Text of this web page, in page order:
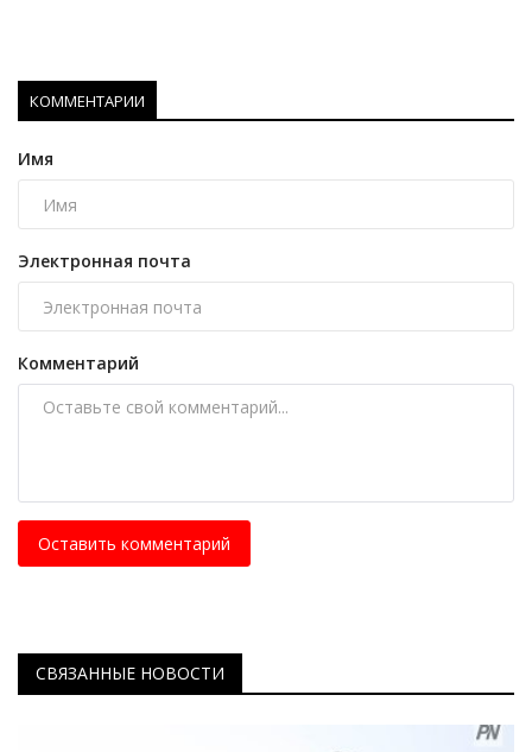
КОММЕНТАРИИ
Имя
Электронная почта
Комментарий
Оставить комментарий
СВЯЗАННЫЕ НОВОСТИ